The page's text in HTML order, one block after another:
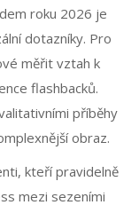
roku 2026 je
dotazníky. Pro
měřit vztah k
flashbacků.
příběhy
obraz.
kteří pravidelně
mezi sezeními